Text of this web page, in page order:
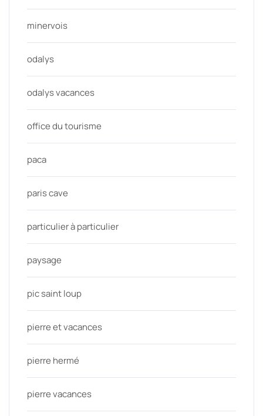
minervois
odalys
odalys vacances
office du tourisme
paca
paris cave
particulier à particulier
paysage
pic saint loup
pierre et vacances
pierre hermé
pierre vacances